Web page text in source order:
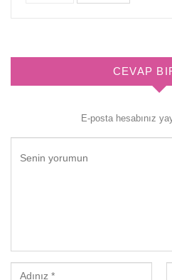
CEVAP
E-posta hesabınız